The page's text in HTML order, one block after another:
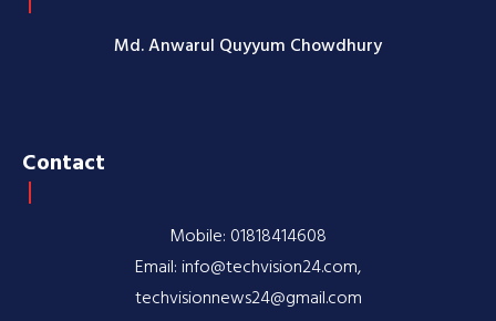
Md. Anwarul Quyyum Chowdhury
Contact
Mobile: 01818414608
Email: info@techvision24.com,
techvisionnews24@gmail.com